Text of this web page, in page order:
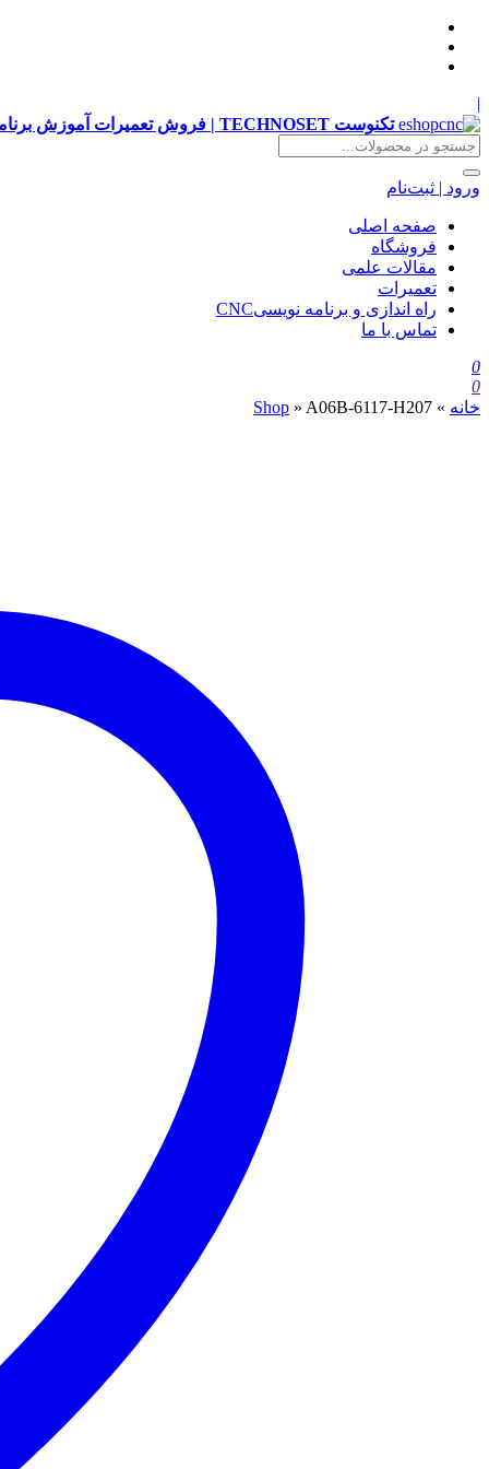
|
تکنوست TECHNOSET | فروش تعمیرات آموزش برنامه نویسی cnc زیمنس فانوک هایدن siemens ,fanuc, heidenhain ,hust, gsk
ورود | ثبت‌نام
صفحه اصلی
فروشگاه
مقالات علمی
تعمیرات
راه اندازی و برنامه نویسیCNC
تماس با ما
0
0
خانه »
Shop » A06B-6117-H207